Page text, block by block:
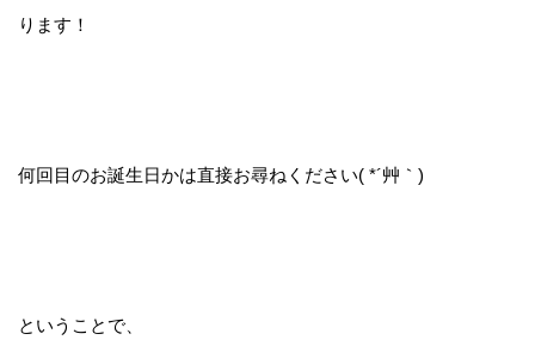
ります！
何回目のお誕生日かは直接お尋ねください( *´艸｀)
ということで、